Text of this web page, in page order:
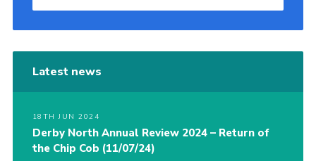
Latest news
18TH JUN 2024
Derby North Annual Review 2024 – Return of
the Chip Cob (11/07/24)